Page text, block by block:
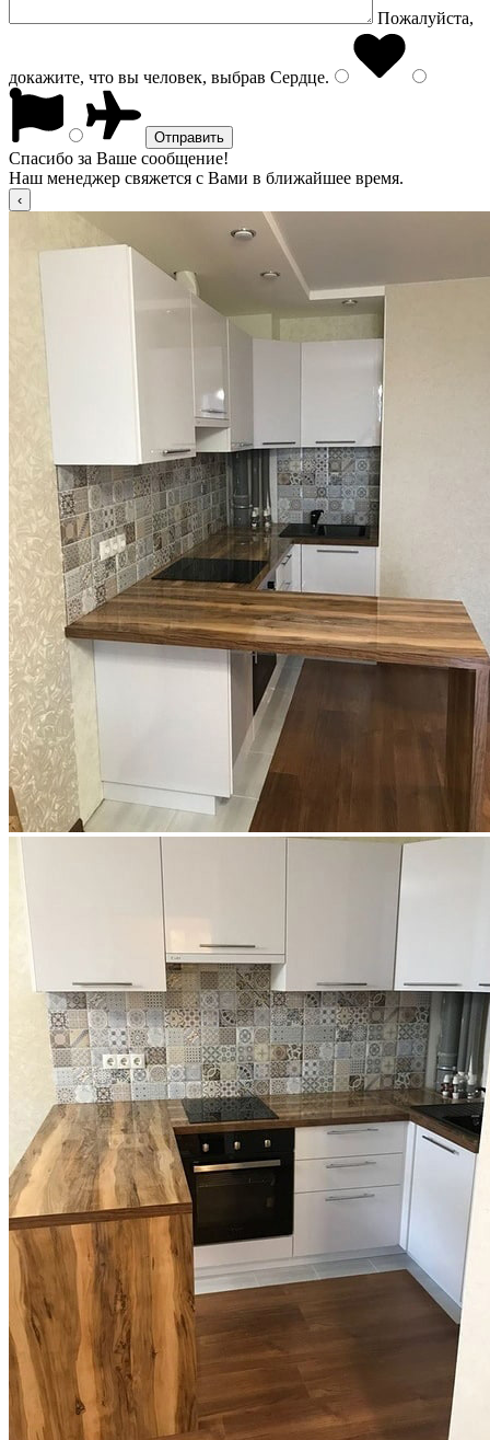
Пожалуйста,
докажите, что вы человек, выбрав Сердце.
Спасибо за Ваше сообщение!
Наш менеджер свяжется с Вами в ближайшее время.